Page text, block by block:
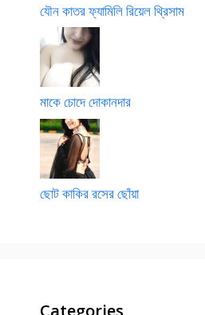
যৌন কাতর ফ্যামিলি রিয়েল থ্রিসাম
মাকে চোদে দোকানদার
ছোট কাকির রসের ছোঁয়া
Categories